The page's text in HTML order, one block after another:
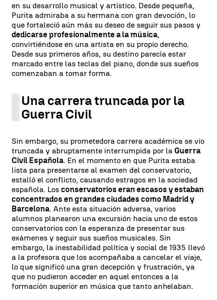
en su desarrollo musical y artístico. Desde pequeña,
Purita admiraba a su hermana con gran devoción, lo
que fortaleció aún más su deseo de seguir sus pasos y
dedicarse profesionalmente a la música,
convirtiéndose en una artista en su propio derecho.
Desde sus primeros años, su destino parecía estar
marcado entre las teclas del piano, donde sus sueños
comenzaban a tomar forma.
Una carrera truncada por la
Guerra Civil
Sin embargo, su prometedora carrera académica se vio
truncada y abruptamente interrumpida por la Guerra
Civil Española. En el momento en que Purita estaba
lista para presentarse al examen del conservatorio,
estalló el conflicto, causando estragos en la sociedad
española. Los conservatorios eran escasos y estaban
concentrados en grandes ciudades como Madrid y
Barcelona. Ante esta situación adversa, varios
alumnos planearon una excursión hacia uno de estos
conservatorios con la esperanza de presentar sus
exámenes y seguir sus sueños musicales. Sin
embargo, la inestabilidad política y social de 1935 llevó
a la profesora que los acompañaba a cancelar el viaje,
lo que significó una gran decepción y frustración, ya
que no pudieron acceder en aquel entonces a la
formación superior en música que tanto anhelaban.